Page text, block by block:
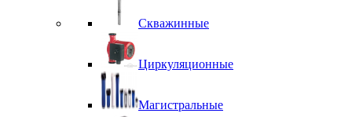
Скважинные
Циркуляционные
Магистральные